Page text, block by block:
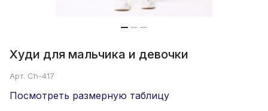
Худи для мальчика и девочки
Арт. Ch-417
Посмотреть размерную таблицу